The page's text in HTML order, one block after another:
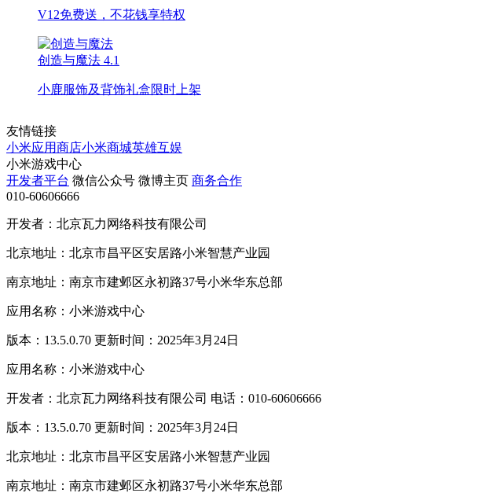
V12免费送，不花钱享特权
创造与魔法 4.1
小鹿服饰及背饰礼盒限时上架
友情链接
小米应用商店小米商城英雄互娱
小米游戏中心
开发者平台 微信公众号 微博主页 商务合作
010-60606666
开发者：北京瓦力网络科技有限公司
北京地址：北京市昌平区安居路小米智慧产业园
南京地址：南京市建邺区永初路37号小米华东总部
应用名称：小米游戏中心
版本：13.5.0.70 更新时间：2025年3月24日
应用名称：小米游戏中心
开发者：北京瓦力网络科技有限公司 电话：010-60606666
版本：13.5.0.70 更新时间：2025年3月24日
北京地址：北京市昌平区安居路小米智慧产业园
南京地址：南京市建邺区永初路37号小米华东总部